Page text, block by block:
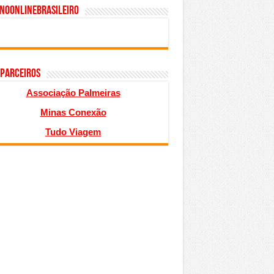
Associação Palmeiras
Minas Conexão
Tudo Viagem